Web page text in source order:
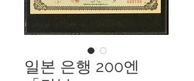
일본 은행 200엔